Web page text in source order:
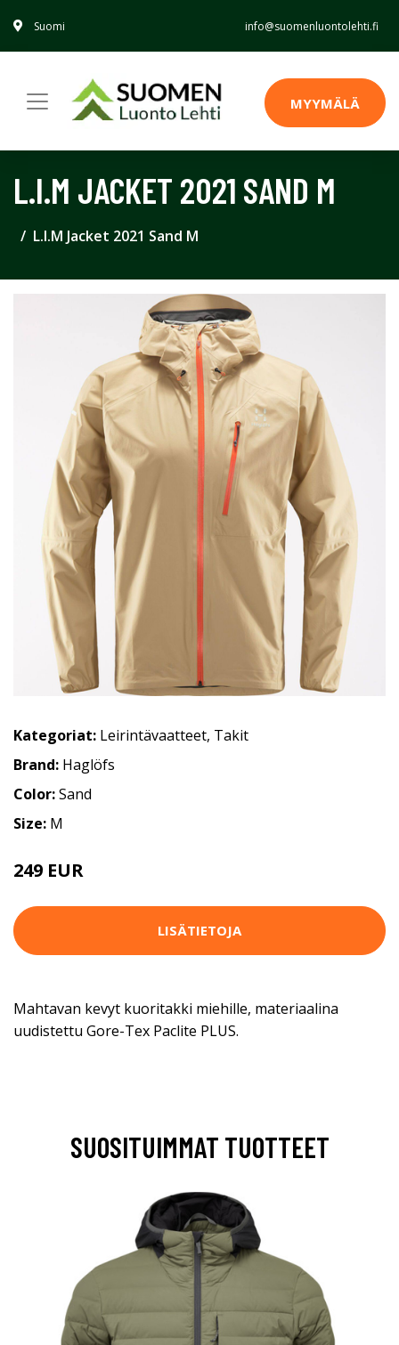
Suomi info@suomenluontolehti.fi
MYYMÄLÄ
L.I.M JACKET 2021 SAND M
L.I.M Jacket 2021 Sand M
Kategoriat: Leirintävaatteet, Takit
Brand: Haglöfs
Color:Sand
Size: M
249 EUR
LISÄTIETOJA
Mahtavan kevyt kuoritakki miehille, materiaalina
uudistettu Gore-Tex Paclite PLUS.
SUOSITUIMMAT TUOTTEET